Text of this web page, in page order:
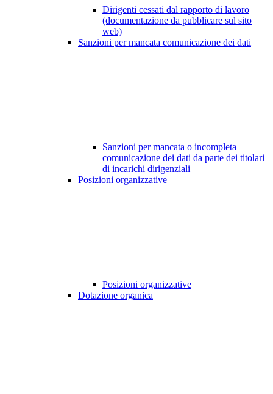
Dirigenti cessati dal rapporto di lavoro
(documentazione da pubblicare sul sito
web)
Sanzioni per mancata comunicazione dei dati
Sanzioni per mancata o incompleta
comunicazione dei dati da parte dei titolari
di incarichi dirigenziali
Posizioni organizzative
Posizioni organizzative
Dotazione organica